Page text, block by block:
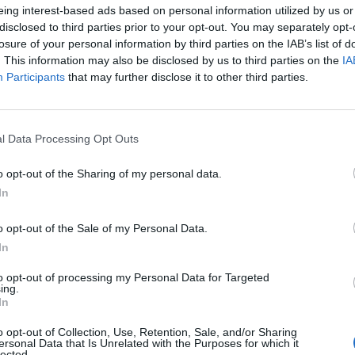
interest-based ads based on personal information utilized by us
to third parties prior to your opt-out. You may separately
of your personal information by third parties on the IAB’s list of
This information may also be disclosed by us to third parties on the
Participants that may further disclose it to other third parties.
Data Processing Opt Outs
opt-out of the Sharing of my personal data.
opt-out of the Sale of my Personal Data.
opt-out of processing my Personal Data for Targeted
opt-out of Collection, Use, Retention, Sale, and/or Sharing
Data that Is Unrelated with the Purposes for which it
Mahjong Sudoku